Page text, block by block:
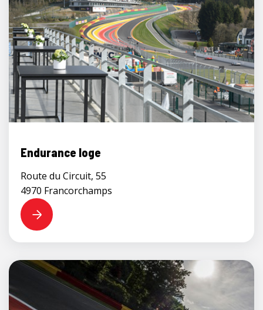
Endurance loge
Route du Circuit, 55
4970 Francorchamps